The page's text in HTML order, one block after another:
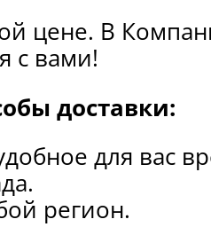
цене. В
с вами!
доставки:
для вас
регион.